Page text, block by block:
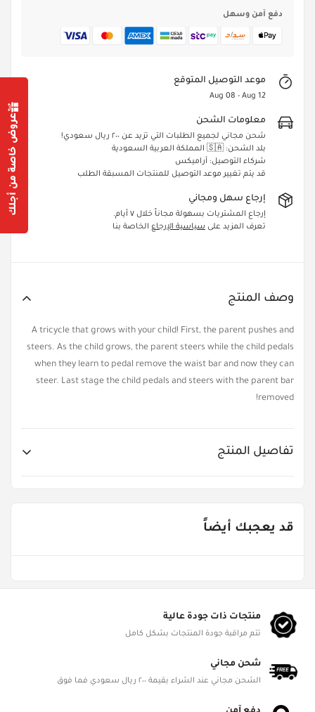
دفع آمن وسهل
موعد التوصيل المتوقع
Aug 08 - Aug 12
معلومات الشحن
شحن مجاني لجميع الطلبات التي تزيد عن ٢٠٠ ريال سعودي!
بلد الشحن: 🇸🇦 المملكة العربية السعودية
شركاء التوصيل: أراميكس
قد يتم تغيير موعد التوصيل للمنتجات المسبقة الطلب
إرجاع سهل ومجاني
إرجاع المشتريات بسهولة مجاناً خلال ٧ أيام.
تعرف المزيد على سياسية الإرجاع الخاصة بنا
وصف المنتج
A tricycle that grows with your child! First, the parent pushes and
steers. As the child grows, the parent steers while the child pedals
when they learn to pedal remove the waist bar and now they can
steer. Last stage the child pedals and steers with the parent bar
removed!
تفاصيل المنتج
L 59.06cm, W 22.56cm, H 39.37cm
NO
قد يعجبك أيضاً
منتجات ذات جودة عالية
تتم مراقبة جودة المنتجات بشكل كامل
شحن مجاني
الشحن مجاني عند الشراء بقيمة ٢٠٠ ريال سعودي فما فوق
Confirm your age
Are you 18 years old or older?
No, I'm not
Yes, I am
عروض خاصة من أجلك